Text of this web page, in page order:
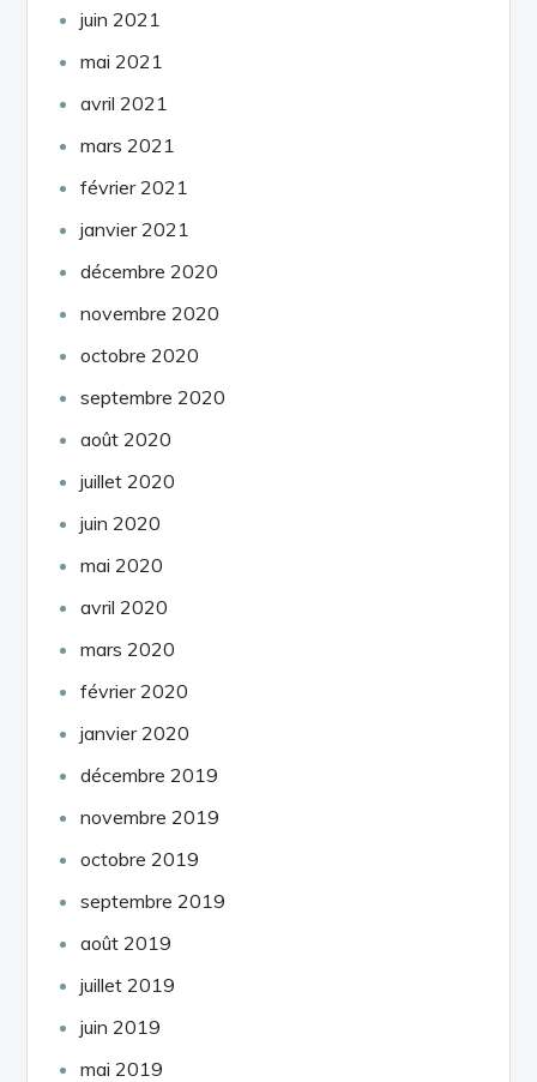
juin 2021
mai 2021
avril 2021
mars 2021
février 2021
janvier 2021
décembre 2020
novembre 2020
octobre 2020
septembre 2020
août 2020
juillet 2020
juin 2020
mai 2020
avril 2020
mars 2020
février 2020
janvier 2020
décembre 2019
novembre 2019
octobre 2019
septembre 2019
août 2019
juillet 2019
juin 2019
mai 2019